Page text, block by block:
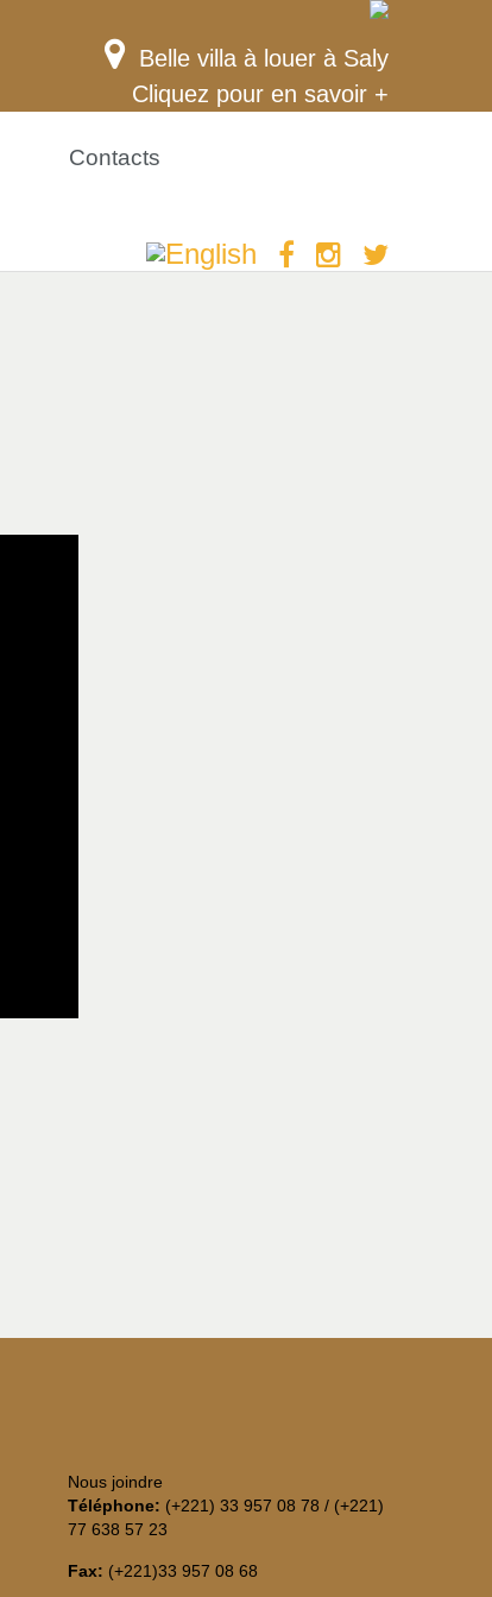
Belle villa à louer à Saly
Cliquez pour en savoir +
Contacts
Nous joindre
Téléphone: (+221) 33 957 08 78 / (+221)
77 638 57 23
Fax: (+221)33 957 08 68